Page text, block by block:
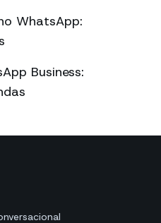
WhatsApp:
Business: